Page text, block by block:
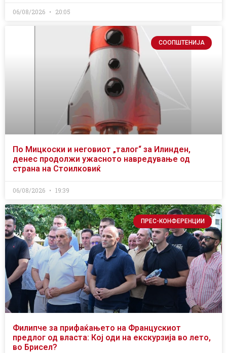
06/08/2026 20:05
СООПШТЕНИЈА
По Мицкоски и неговиот „талог“ за Илинден,
денес продолжи ужасното навредување од
страна на Стоилковиќ
06/08/2026 19:39
ПРЕС-КОНФЕРЕНЦИИ
Филипче за прифаќањето на Францускиот
предлог од власта: Кој оди на екскурзија во лето,
во Брисел?